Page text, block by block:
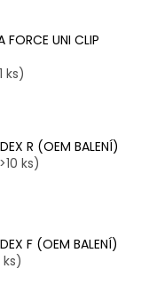
FORCE UNI CLIP
ks)
R (OEM BALENÍ)
ks)
F (OEM BALENÍ)
ks)